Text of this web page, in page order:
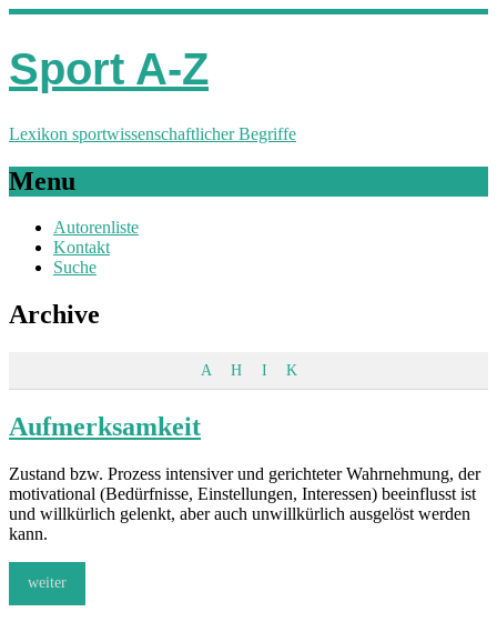
Sport A-Z
Lexikon sportwissenschaftlicher Begriffe
Menu
Autorenliste
Kontakt
Suche
Archive
A H I K
Aufmerksamkeit
Zustand bzw. Prozess intensiver und gerichteter Wahrnehmung, der
motivational (Bedürfnisse, Einstellungen, Interessen) beeinflusst ist
und willkürlich gelenkt, aber auch unwillkürlich ausgelöst werden
kann.
weiter